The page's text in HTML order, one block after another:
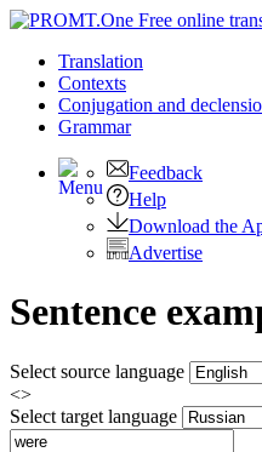
Translation
Contexts
Conjugation and
Grammar
Feedback
Help
Download the
Advertise
Sentence
Select source language
<>
Select target language